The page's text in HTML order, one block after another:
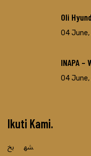
Oli
04
INAPA
04
Ikuti Kami